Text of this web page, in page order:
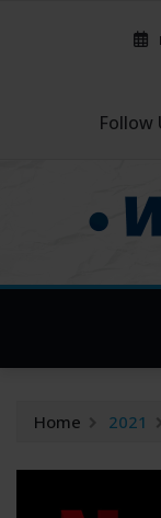
Follow
Home 2021